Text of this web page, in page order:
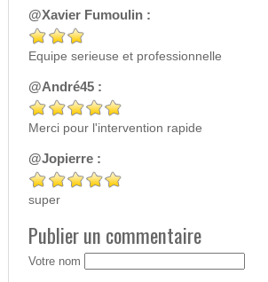
@Xavier Fumoulin :
Equipe serieuse et professionnelle
@André45 :
Merci pour l'intervention rapide
@Jopierre :
super
Publier un commentaire
Votre nom